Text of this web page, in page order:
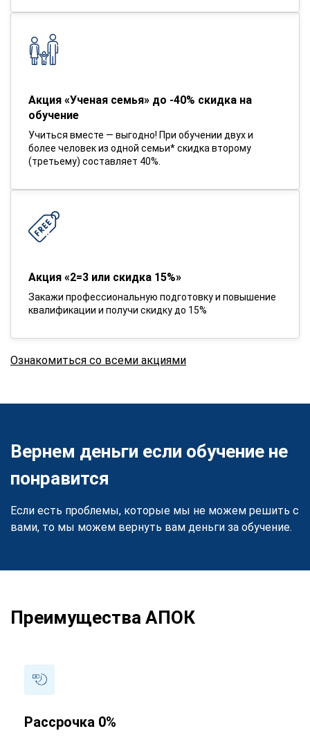
Акция «Ученая семья» до -40% скидка на
обучение
Учиться вместе — выгодно! При обучении двух и
более человек из одной семьи* скидка второму
(третьему) составляет 40%.
Акция «2=3 или скидка 15%»
Закажи профессиональную подготовку и повышение
квалификации и получи скидку до 15%
Ознакомиться со всеми акциями
Вернем деньги если обучение не
понравится
Если есть проблемы, которые мы не можем решить с
вами, то мы можем вернуть вам деньги за обучение.
Преимущества АПОК
Рассрочка 0%